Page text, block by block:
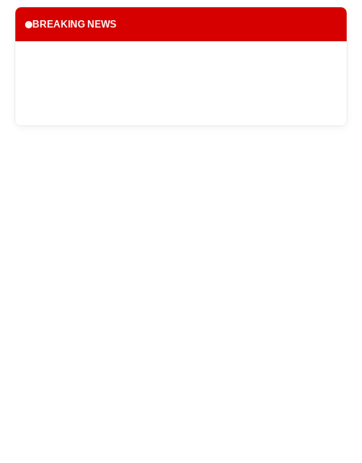
BREAKING NEWS